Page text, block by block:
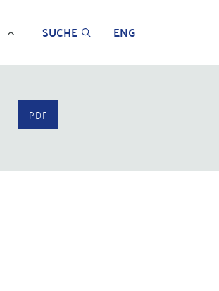
SUCHE ENG
PDF